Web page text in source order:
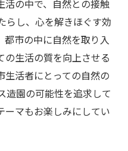
活の中で、自然との接触
らし、心を解きほぐす効
都市の中に自然を取り入
の生活の質を向上させる
生活者にとっての自然の
造園の可能性を追求して
ーマもお楽しみにしてい